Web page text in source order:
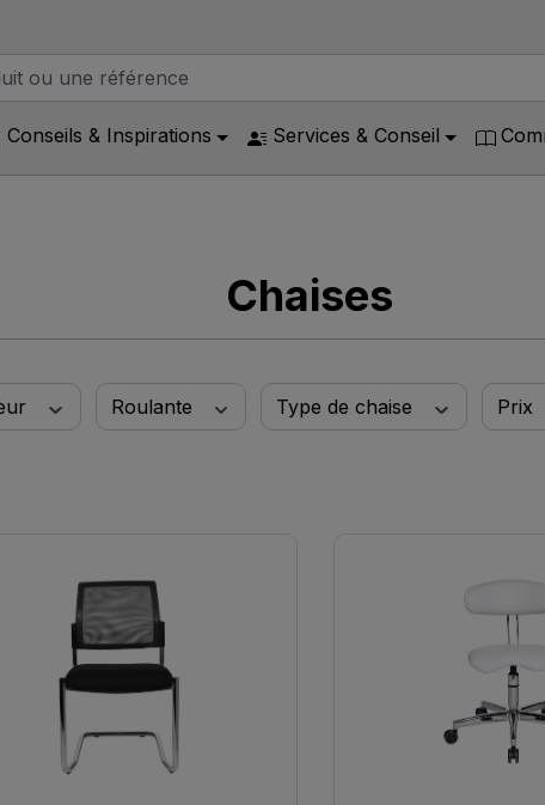
Conseils & Inspirations Services & Conseil
Chaises
Roulante Type de chaise Prix